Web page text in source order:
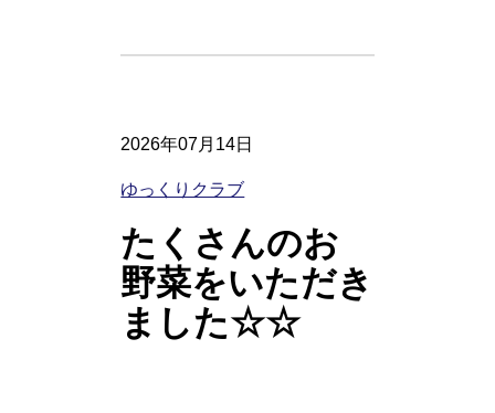
2026年07月14日
ゆっくりクラブ
たくさんのお
野菜をいただき
ました☆☆